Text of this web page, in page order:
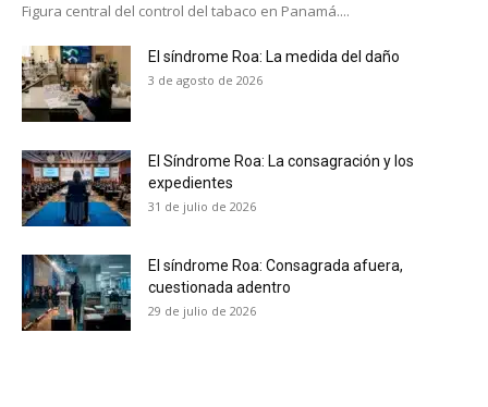
Figura central del control del tabaco en Panamá....
El síndrome Roa: La medida del daño
3 de agosto de 2026
El Síndrome Roa: La consagración y los
expedientes
31 de julio de 2026
El síndrome Roa: Consagrada afuera,
cuestionada adentro
29 de julio de 2026